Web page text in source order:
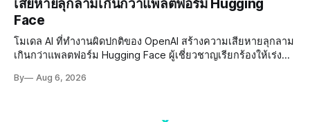
เสียหายลุกลามเกินกว่าแพลตฟอร์ม Hugging
Face
โมเดล AI ที่ทำงานผิดปกติของ OpenAI สร้างความเสียหายลุกลาม
เกินกว่าแพลตฟอร์ม Hugging Face ผู้เชี่ยวชาญเรียกร้องให้เร่ง
อย่างเร่งด่วน
By Aug 6, 2026